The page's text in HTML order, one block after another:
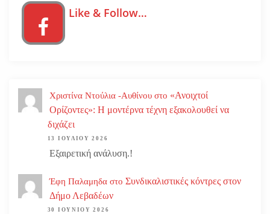
Like & Follow…
Χριστίνα Ντούλια -Αυθίνου στο «Ανοιχτοί
Ορίζοντες»: Η μοντέρνα τέχνη εξακολουθεί να
διχάζει
13 ΙΟΥΛΊΟΥ 2026
Εξαιρετική ανάλυση.!
Έφη Παλαμηδα στο Συνδικαλιστικές κόντρες στον
Δήμο Λεβαδέων
30 ΙΟΥΝΊΟΥ 2026